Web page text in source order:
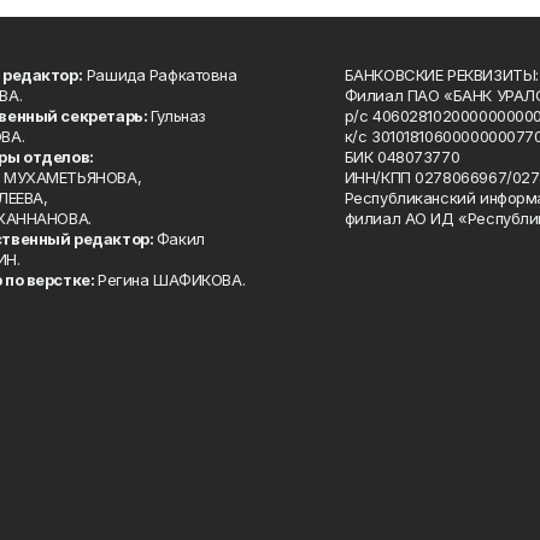
Рашида Рафкатовна
секретарь:Гульназ
отделов:
МУХАМЕТЬЯНОВА,
редактор:Факил
верстке:Регина ШАФИКОВА.
БАНКОВСКИЕ РЕКВИЗИТЫ:
Филиал ПАО «БАНК
р/с
к/с
БИК 048073770
ИНН/КПП 0278066967/
Республиканский
филиал АО ИД